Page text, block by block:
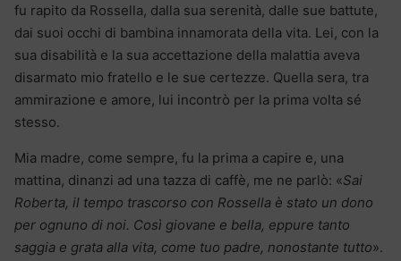
fu rapito da Rossella, dalla sua serenità, dalle sue battute,
dai suoi occhi di bambina innamorata della vita. Lei, con la
sua disabilità e la sua accettazione della malattia aveva
disarmato mio fratello e le sue certezze. Quella sera, tra
ammirazione e amore, lui incontrò per la prima volta sé
stesso.
Mia madre, come sempre, fu la prima a capire e, una
mattina, dinanzi ad una tazza di caffè, me ne parlò: «Sai
Roberta, il tempo trascorso con Rossella è stato un dono
per ognuno di noi. Così giovane e bella, eppure tanto
saggia e grata alla vita, come tuo padre, nonostante tutto».